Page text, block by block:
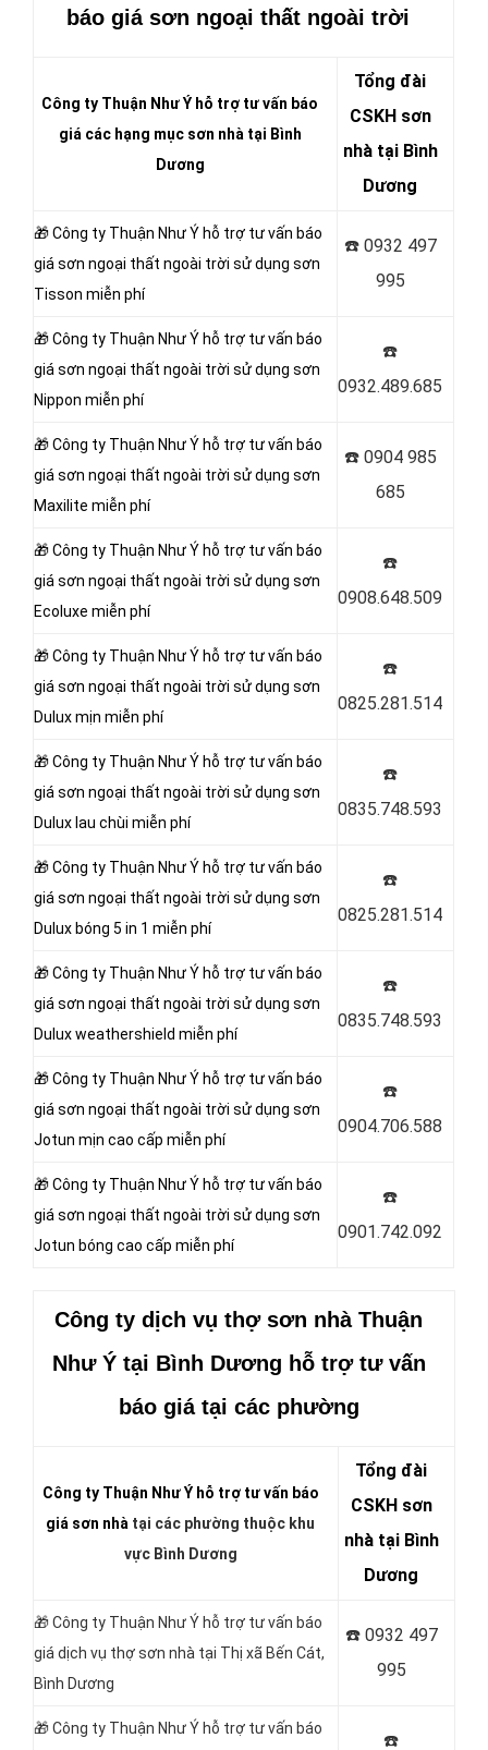
báo giá sơn ngoại thất ngoài trời
Công ty Thuận Như Ý hỗ trợ tư vấn báo
giá các hạng mục sơn nhà tại Bình
Dương
Tổng đài
CSKH sơn
nhà tại Bình
Dương
🎁 Công ty Thuận Như Ý hỗ trợ tư vấn báo
giá sơn ngoại thất ngoài trời sử dụng sơn
Tisson miễn phí
☎️0932 497
995
🎁 Công ty Thuận Như Ý hỗ trợ tư vấn báo
giá sơn ngoại thất ngoài trời sử dụng sơn
Nippon miễn phí
☎️
0932.489.685
🎁 Công ty Thuận Như Ý hỗ trợ tư vấn báo
giá sơn ngoại thất ngoài trời sử dụng sơn
Maxilite miễn phí
☎️0904 985
685
🎁 Công ty Thuận Như Ý hỗ trợ tư vấn báo
giá sơn ngoại thất ngoài trời sử dụng sơn
Ecoluxe miễn phí
☎️
0908.648.509
🎁 Công ty Thuận Như Ý hỗ trợ tư vấn báo
giá sơn ngoại thất ngoài trời sử dụng sơn
Dulux mịn miễn phí
☎️
0825.281.514
🎁 Công ty Thuận Như Ý hỗ trợ tư vấn báo
giá sơn ngoại thất ngoài trời sử dụng sơn
Dulux lau chùi miễn phí
☎️
0835.748.593
🎁 Công ty Thuận Như Ý hỗ trợ tư vấn báo
giá sơn ngoại thất ngoài trời sử dụng sơn
Dulux bóng 5 in 1 miễn phí
☎️
0825.281.514
🎁 Công ty Thuận Như Ý hỗ trợ tư vấn báo
giá sơn ngoại thất ngoài trời sử dụng sơn
Dulux weathershield miễn phí
☎️
0835.748.593
🎁 Công ty Thuận Như Ý hỗ trợ tư vấn báo
giá sơn ngoại thất ngoài trời sử dụng sơn
Jotun mịn cao cấp miễn phí
☎️
0904.706.588
🎁 Công ty Thuận Như Ý hỗ trợ tư vấn báo
giá sơn ngoại thất ngoài trời sử dụng sơn
Jotun bóng cao cấp miễn phí
☎️
0901.742.092
Công ty dịch vụ thợ sơn nhà Thuận
Như Ýtại Bình Dương hỗ trợ tư vấn
báo giá tại các phường
Công ty Thuận Như Ý hỗ trợ tư vấn báo
giá sơn nhà tại các phường thuộc khu
vực Bình Dương
Tổng đài
CSKH sơn
nhà tại Bình
Dương
🎁 Công ty Thuận Như Ý hỗ trợ tư vấn báo
giá dịch vụ thợ sơn nhà tại Thị xã Bến Cát,
Bình Dương
☎️0932 497
995
🎁 Công ty Thuận Như Ý hỗ trợ tư vấn báo
☎️